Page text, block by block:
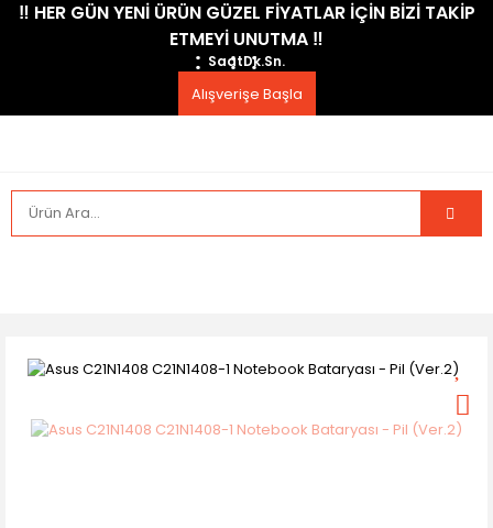
​‼️​ HER GÜN YENİ ÜRÜN GÜZEL FİYATLAR İÇİN BİZİ TAKİP
ETMEYİ UNUTMA ​‼️​
SaatDk.Sn.
Alışverişe Başla